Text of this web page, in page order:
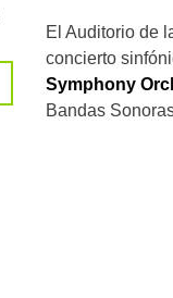
El Auditorio de
concierto
Symphony
Bandas